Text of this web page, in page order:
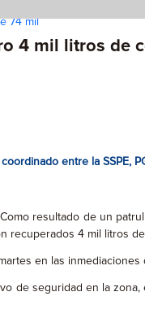
74 mil
4 mil litros de
entre la SSPE,
resultado de un
recuperados 4 mil litros
en las
de seguridad en la